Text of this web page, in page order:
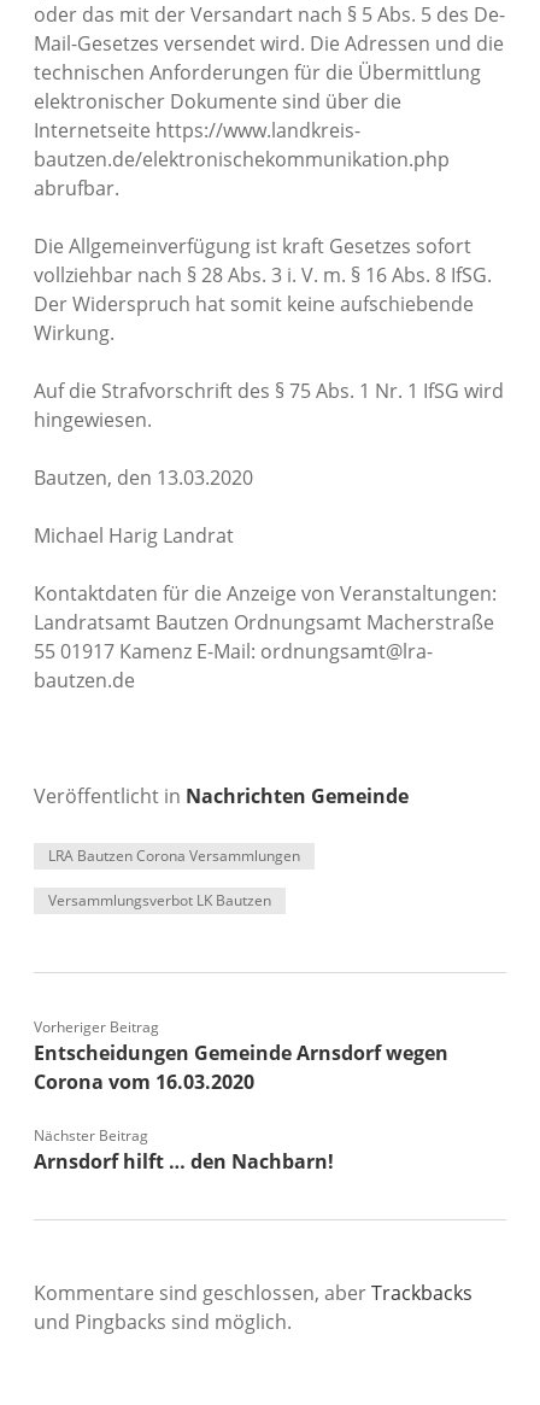
oder das mit der Versandart nach § 5 Abs. 5 des De-
Mail-Gesetzes versendet wird. Die Adressen und die
technischen Anforderungen für die Übermittlung
elektronischer Dokumente sind über die
Internetseite https://www.landkreis-
bautzen.de/elektronischekommunikation.php
abrufbar.
Die Allgemeinverfügung ist kraft Gesetzes sofort
vollziehbar nach § 28 Abs. 3 i. V. m. § 16 Abs. 8 IfSG.
Der Widerspruch hat somit keine aufschiebende
Wirkung.
Auf die Strafvorschrift des § 75 Abs. 1 Nr. 1 IfSG wird
hingewiesen.
Bautzen, den 13.03.2020
Michael Harig Landrat
Kontaktdaten für die Anzeige von Veranstaltungen:
Landratsamt Bautzen Ordnungsamt Macherstraße
55 01917 Kamenz E-Mail: ordnungsamt@lra-
bautzen.de
Veröffentlicht in Nachrichten Gemeinde
LRA Bautzen Corona Versammlungen
Versammlungsverbot LK Bautzen
Vorheriger Beitrag
Entscheidungen Gemeinde Arnsdorf wegen
Corona vom 16.03.2020
Nächster Beitrag
Arnsdorf hilft … den Nachbarn!
Kommentare sind geschlossen, aberTrackbacks
und Pingbacks sind möglich.